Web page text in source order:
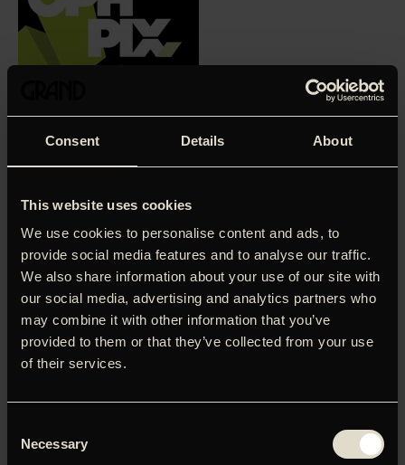
Consent Details About
This website uses cookies
We use cookies to personalise content and ads, to
provide social media features and to analyse our traffic.
We also share information about your use of our site with
our social media, advertising and analytics partners who
may combine it with other information that you’ve
provided to them or that they’ve collected from your use
of their services.
Selection
Necessary
‘En pistol og en pige’ er det eneste, man behøver for at
lave en film, ifølge Godard. Dette credo parafraserer
Zhang Yimou lystigt i ‘A Woman, a Gun and a Noodle Shop’.
Filmen er et på sine steder vanvittigt gakket remake af
Coen-brødrenes noir-thriller ‘Blood Simple’.
Hovedpersonen Wang er en ynkelig, moralsk fordærvet
ejer af en nudelbar i en øde kinesisk by. Han bor i
af sin egoistiske mands luner. For at få lidt sødme i
fåmælte kok, Li. Men de seksuelle eskapader går ikke